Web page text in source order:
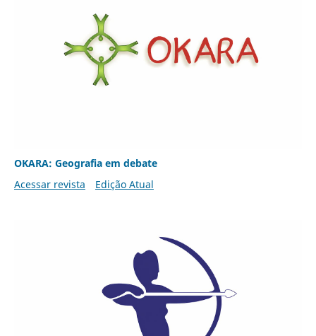
OKARA: Geografia em debate
Acessar revista
Edição Atual